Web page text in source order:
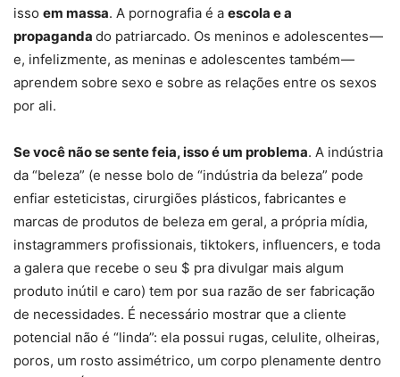
isso em massa. A pornografia é a escola e a
propaganda do patriarcado. Os meninos e adolescentes —
e, infelizmente, as meninas e adolescentes também —
aprendem sobre sexo e sobre as relações entre os sexos
por ali.
Se você não se sente feia, isso é um problema. A indústria
da “beleza” (e nesse bolo de “indústria da beleza” pode
enfiar esteticistas, cirurgiões plásticos, fabricantes e
marcas de produtos de beleza em geral, a própria mídia,
instagrammers profissionais, tiktokers, influencers, e toda
a galera que recebe o seu $ pra divulgar mais algum
produto inútil e caro) tem por sua razão de ser fabricação
de necessidades. É necessário mostrar que a cliente
potencial não é “linda”: ela possui rugas, celulite, olheiras,
poros, um rosto assimétrico, um corpo plenamente dentro